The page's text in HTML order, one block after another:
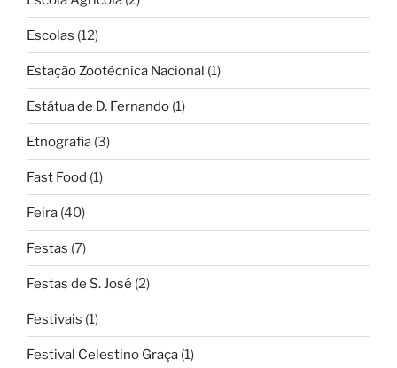
Escolas (12)
Estação Zootécnica Nacional (1)
Estátua de D. Fernando (1)
Etnografia (3)
Fast Food (1)
Feira (40)
Festas (7)
Festas de S. José (2)
Festivais (1)
Festival Celestino Graça (1)